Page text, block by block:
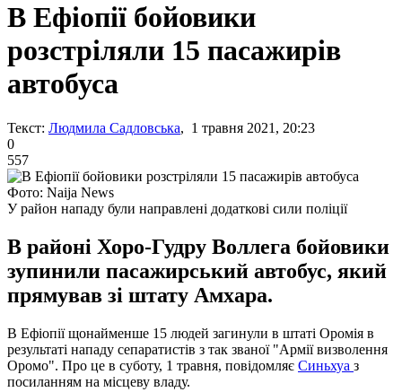
В Ефіопії бойовики
розстріляли 15 пасажирів
автобуса
Текст: Людмила Садловська, 1 травня 2021, 20:23
0
557
Фото: Naija News
У район нападу були направлені додаткові сили поліції
В районі Хоро-Гудру Воллега бойовики
зупинили пасажирський автобус, який
прямував зі штату Амхара.
В Ефіопії щонайменше 15 людей загинули в штаті Оромія в
результаті нападу сепаратистів з так званої "Армії визволення
Оромо". Про це в суботу, 1 травня, повідомляє Синьхуа з
посиланням на місцеву владу.